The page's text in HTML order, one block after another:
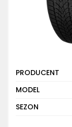
PRODUCENT
MODEL
SEZON